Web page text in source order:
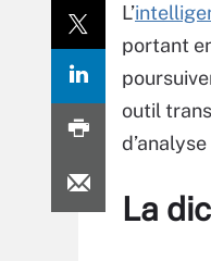
L’
portant
outil
La